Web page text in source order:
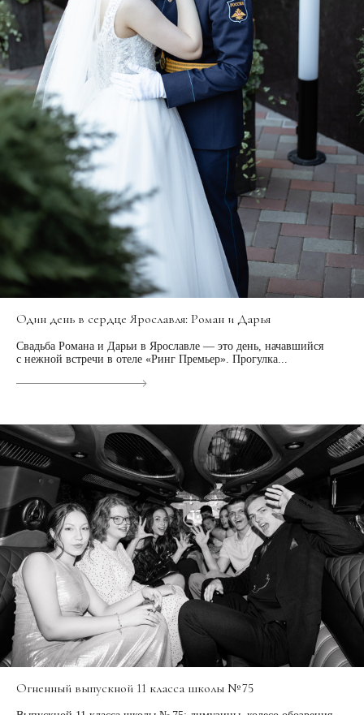
Один день в сердце Ярославля: Роман и Дарья
Свадьба Романа и Дарьи в Ярославле — это день, начавшийся
с нежной встречи в отеле «Ринг Премьер». Прогулка...
Огненный выпускной 11 класса школы № 75